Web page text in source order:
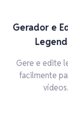
Gerador e
Gere e edite
facilmente
vídeos.